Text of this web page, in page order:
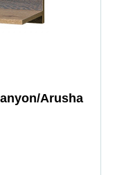
Arusha